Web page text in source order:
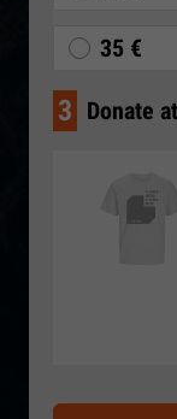
35 €
3 Donate